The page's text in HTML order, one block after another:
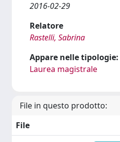
2016-02-29
Relatore
Rastelli, Sabrina
Appare nelle tipologie:
Laurea magistrale
File in questo prodotto:
File